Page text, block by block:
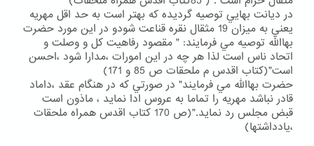
در ديانت بهايي توصيه گرديده كه بهتر است به حد اقل مهريه
يعني به ميزان 19 مثقال نقره قناعت شودو در اين مورد حضرت
بهاالله توصيه مي فرمايند: " مقصود رفاهيت كل و وصلت و
اتحاد ناس است لذا هر چه در اين امورات ،مدارا شود ،احسن
است"(كتاب اقدس م ملحقات ص 85 و 171)
حضرت بهاالله مي فرمايند" در صورتي كه در هنگام عقد ،داماد
قادر نباشد مهريه را تماما به عروس ادا نمايد ، ماذون است
قبض مجلس رد نمايد."(ص 170 كتاب اقدس همراه ملحقات
،يادداشتها)